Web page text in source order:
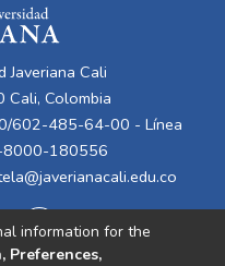
Javeriana Cali
Colombia
602-485-64-00 - Línea
8000-180556
information for the
Preferences,